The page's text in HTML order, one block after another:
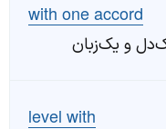
with one accord
و یک‌زبان
level with